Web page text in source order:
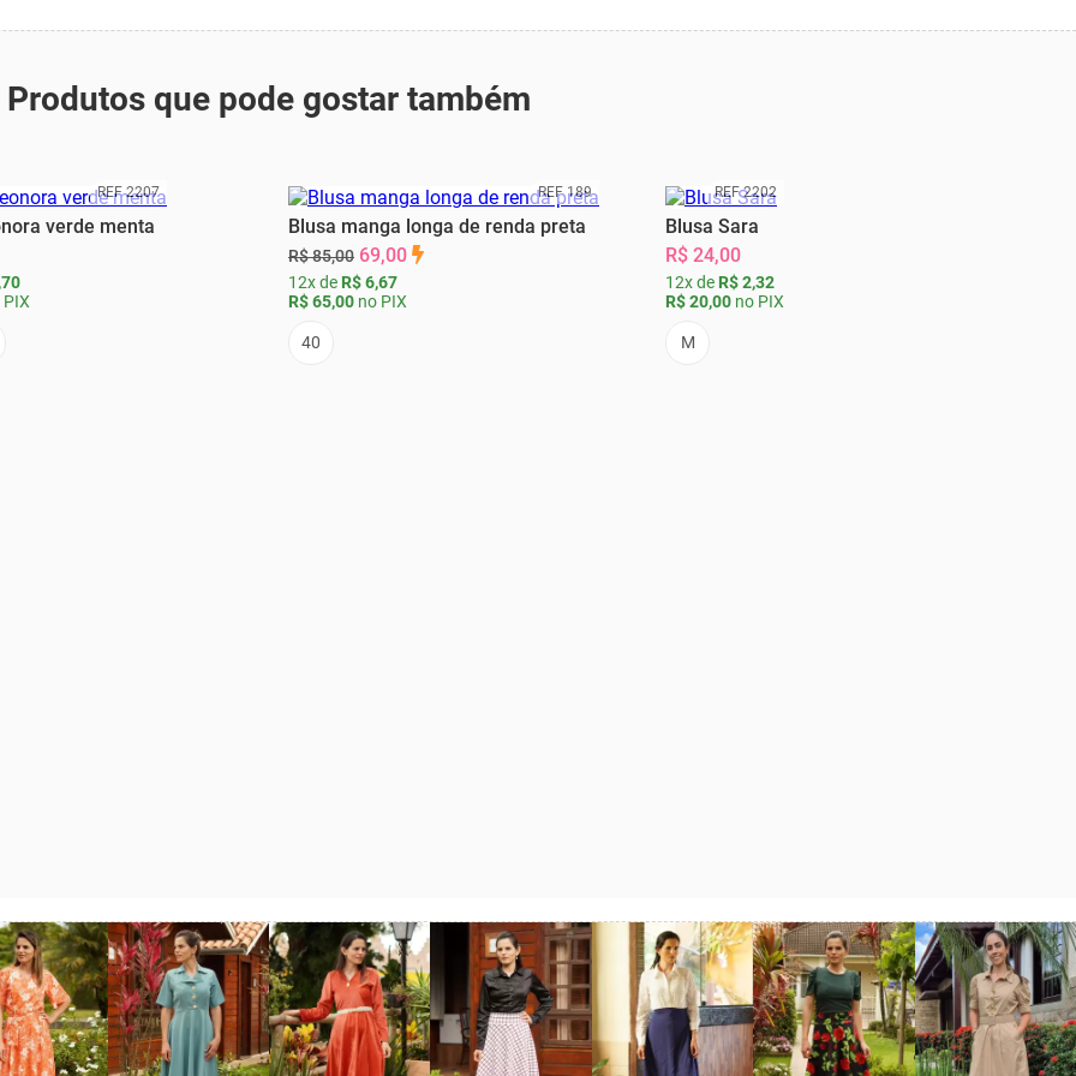
Produtos que pode gostar também
REF 2207
verde menta
REF 189
Blusa manga longa de renda preta
R$ 85,00 69,00
12x de R$ 6,67
R$ 65,00 no PIX
40
REF 2202
Blusa Sara
R$ 24,00
12x de R$ 2,32
R$ 20,00 no PIX
M